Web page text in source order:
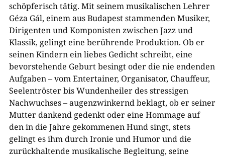
schöpferisch tätig. Mit seinem musikalischen Lehrer
Géza Gál, einem aus Budapest stammenden Musiker,
Dirigenten und Komponisten zwischen Jazz und
Klassik, gelingt eine berührende Produktion. Ob er
seinen Kindern ein liebes Gedicht schreibt, eine
bevorstehende Geburt besingt oder die nie endenden
Aufgaben – vom Entertainer, Organisator, Chauffeur,
Seelentröster bis Wundenheiler des stressigen
Nachwuchses – augenzwinkernd beklagt, ob er seiner
Mutter dankend gedenkt oder eine Hommage auf
den in die Jahre gekommenen Hund singt, stets
gelingt es ihm durch Ironie und Humor und die
zurückhaltende musikalische Begleitung, seine